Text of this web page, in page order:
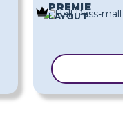
PREMIE
LAYOUT